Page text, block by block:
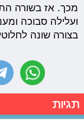
מכך. אז בשורה
ועלילה סבוכה
בצורה שונה
תגיות